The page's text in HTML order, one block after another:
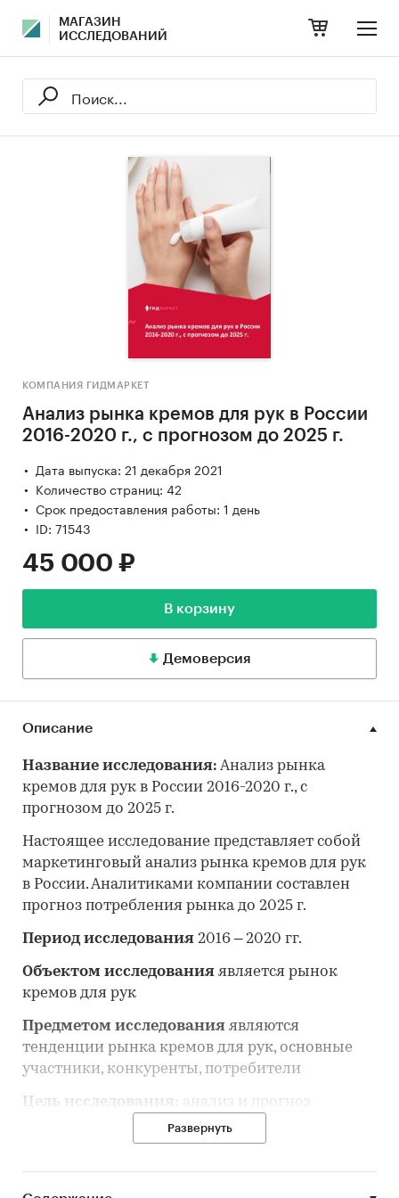
МАГАЗИН
ИССЛЕДОВАНИЙ
КОМПАНИЯ ГИДМАРКЕТ
Анализ рынка кремов для рук в России
2016-2020 г., с прогнозом до 2025 г.
Дата выпуска: 21 декабря 2021
Количество страниц: 42
Срок предоставления работы: 1 день
ID: 71543
45 000 ₽
В корзину
Демоверсия
Описание
Название исследования: Анализ рынка
кремов для рук в России 2016-2020 г., с
прогнозом до 2025 г.
Настоящее исследование представляет собой
маркетинговый анализ рынка кремов для рук
в России. Аналитиками компании составлен
прогноз потребления рынка до 2025 г.
Период исследования 2016 – 2020 гг.
Объектом исследования является рынок
кремов для рук
Предметом исследования являются
тенденции рынка кремов для рук, основные
участники, конкуренты, потребители
Цель исследования:
анализ и прогноз
развития рынка кремов для рук
Развернуть